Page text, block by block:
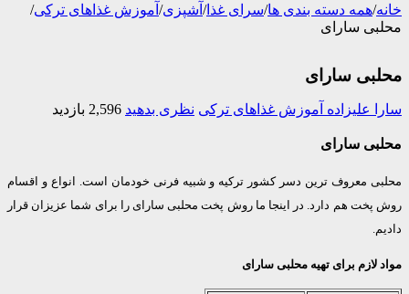
همه دسته بندی ها/سرای غذا/آشپزی/آموزش غذاهای ترکی/
سارای
سارای
علیزادهآموزش غذاهای ترکی نظری بدهید 2,596 بازدید
سارای
معروف ترین دسر کشور ترکیه و شبیه فرنی خودمان است. انواع و اقسام
هم دارد. در اینجا ما روش پخت محلبی سارای را برای شما عزیزان قرار
لازم برای تهیه محلبی سارای